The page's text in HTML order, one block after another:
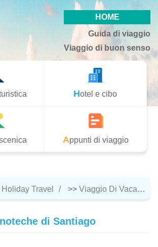
HOME
Guida di viaggio
Viaggio di buon senso
Hotel e cibo
Appunti di viaggio
Travel >> Viaggio Di Vacanza
di Santiago